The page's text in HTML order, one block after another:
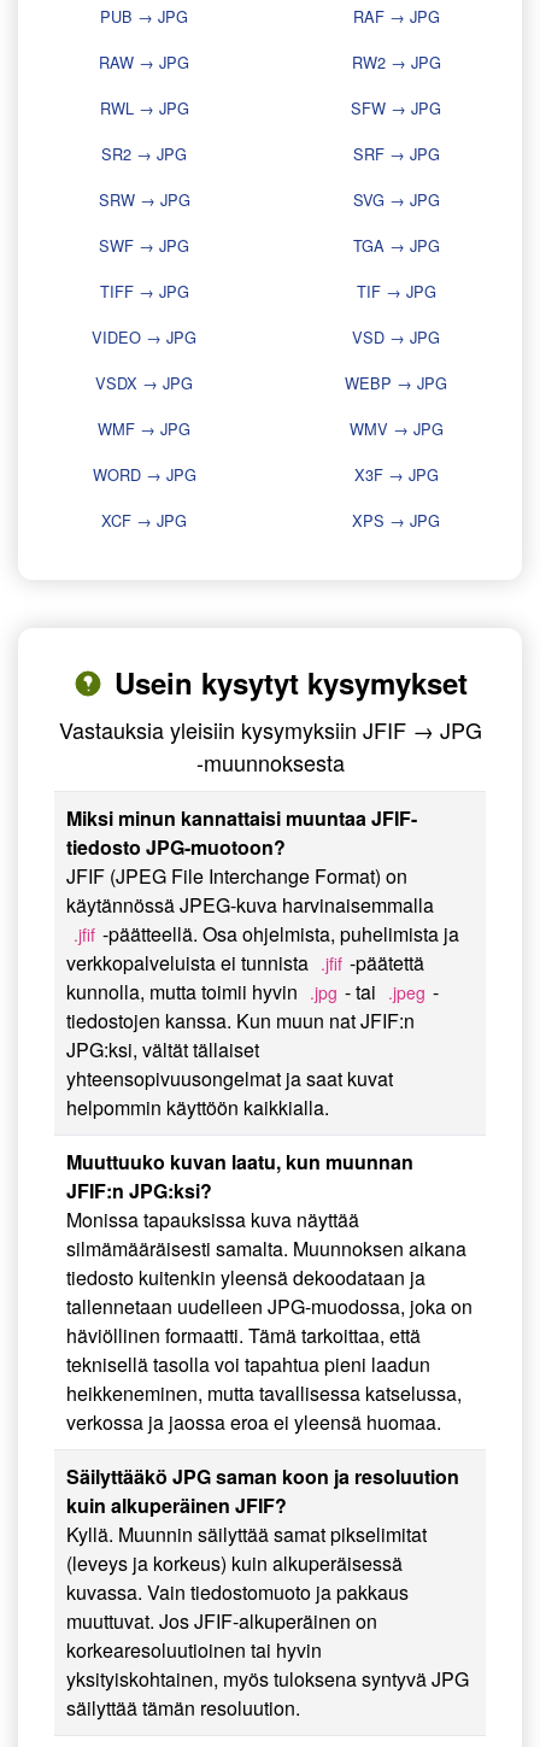
PUB → JPG
RAF → JPG
RAW → JPG
RW2 → JPG
RWL → JPG
SFW → JPG
SR2 → JPG
SRF → JPG
SRW → JPG
SVG → JPG
SWF → JPG
TGA → JPG
TIFF → JPG
TIF → JPG
VIDEO → JPG
VSD → JPG
VSDX → JPG
WEBP → JPG
WMF → JPG
WMV → JPG
WORD → JPG
X3F → JPG
XCF → JPG
XPS → JPG
Usein kysytyt kysymykset
Vastauksia yleisiin kysymyksiin JFIF → JPG
-muunnoksesta
Miksi minun kannattaisi muuntaa JFIF-
tiedosto JPG-muotoon?
JFIF (JPEG File Interchange Format) on
käytännössä JPEG-kuva harvinaisemmalla
.jfif -päätteellä. Osa ohjelmista, puhelimista ja
verkkopalveluista ei tunnista .jfif -päätettä
kunnolla, mutta toimii hyvin .jpg - tai .jpeg -
tiedostojen kanssa. Kun muun nat JFIF:n
JPG:ksi, vältät tällaiset
yhteensopivuusongelmat ja saat kuvat
helpommin käyttöön kaikkialla.
Muuttuuko kuvan laatu, kun muunnan
JFIF:n JPG:ksi?
Monissa tapauksissa kuva näyttää
silmämääräisesti samalta. Muunnoksen aikana
tiedosto kuitenkin yleensä dekoodataan ja
tallennetaan uudelleen JPG-muodossa, joka on
häviöllinen formaatti. Tämä tarkoittaa, että
teknisellä tasolla voi tapahtua pieni laadun
heikkeneminen, mutta tavallisessa katselussa,
verkossa ja jaossa eroa ei yleensä huomaa.
Säilyttääkö JPG saman koon ja resoluution
kuin alkuperäinen JFIF?
Kyllä. Muunnin säilyttää samat pikselimitat
(leveys ja korkeus) kuin alkuperäisessä
kuvassa. Vain tiedostomuoto ja pakkaus
muuttuvat. Jos JFIF-alkuperäinen on
korkearesoluutioinen tai hyvin
yksityiskohtainen, myös tuloksena syntyvä JPG
säilyttää tämän resoluution.